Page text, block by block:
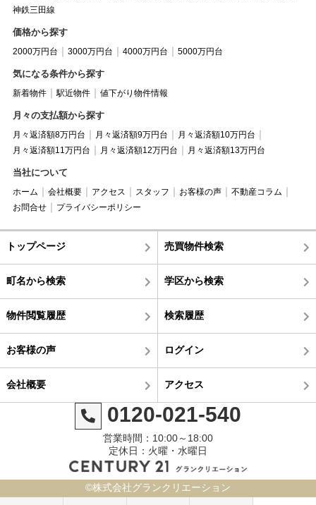
神鉄三田線
価格から探す
2000万円台 3000万円台 4000万円台 5000万円台
気になる条件から探す
新着物件 駅近物件 値下がり物件情報
月々の支払額から探す
月々返済額8万円台 月々返済額9万円台
月々返済額10万円台
月々返済額11万円台
月々返済額12万円台 月々返済額13万円台
当社について
ホーム 会社概要 アクセス スタッフ お客様の声
不動産コラム
お問合せ
プライバシーポリシー
トップページ 売買物件検索
町名から検索 学区から検索
物件閲覧履歴 検索履歴
お客様の声 ログイン
会社概要 アクセス
0120-021-540
営業時間：10:00～18:00
定休日：火曜・水曜日
©株式会社グランクリエーション